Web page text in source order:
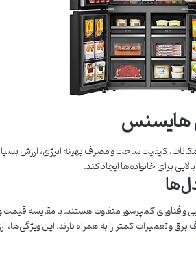
هایسنس
کیفیت ساخت و مصرف بهینه انرژی، ارزش بسیار
برای خانواده‌ها ایجاد کند.
فناوری کمپرسور متفاوت هستند. با مقایسه
و تعمیرات کمتر را به همراه دارند. این